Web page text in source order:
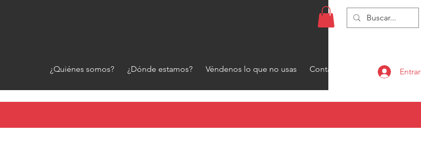
¿Quiénes somos? ¿Dónde estamos? Véndenos lo que no usas Contacto Entrar